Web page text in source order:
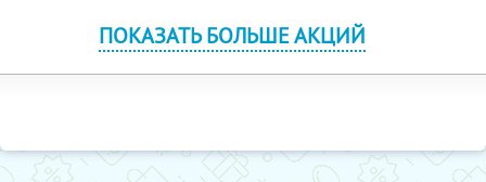
ПОКАЗАТЬ БОЛЬШЕ АКЦИЙ